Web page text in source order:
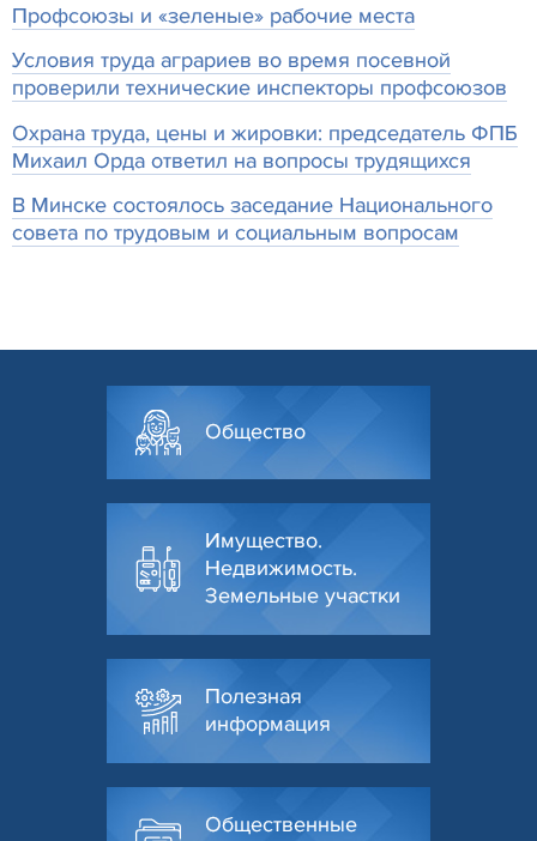
Профсоюзы и «зеленые» рабочие места
Условия труда аграриев во время посевной
проверили технические инспекторы профсоюзов
Охрана труда, цены и жировки: председатель ФПБ
Михаил Орда ответил на вопросы трудящихся
В Минске состоялось заседание Национального
совета по трудовым и социальным вопросам
Общество
Имущество.
Недвижимость.
Земельные участки
Полезная
информация
Общественные